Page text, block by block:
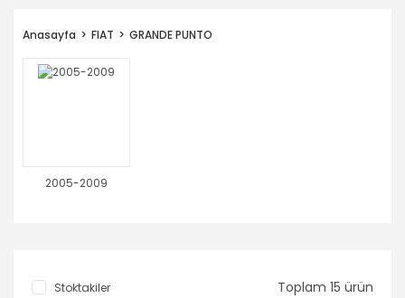
Anasayfa FIAT GRANDE PUNTO
2005-2009
Stoktakiler Toplam 15 ürün